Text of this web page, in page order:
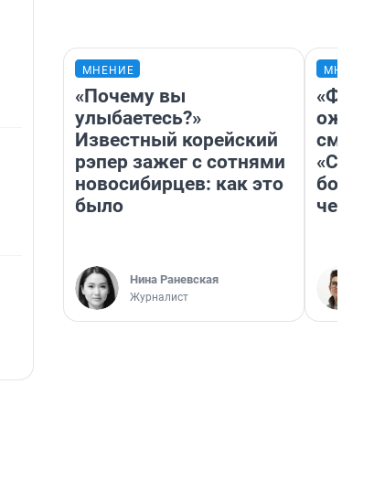
МНЕНИЕ
«Почему вы
улыбаетесь?»
Известный корейский
рэпер зажег с сотнями
новосибирцев: как это
было
Нина Раневская
Журналист